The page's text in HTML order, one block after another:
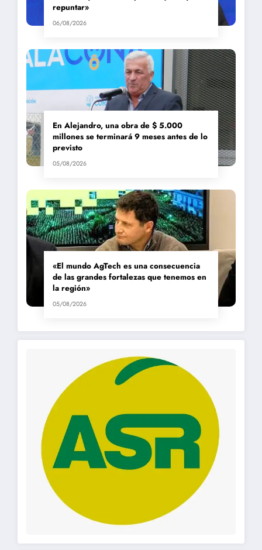
repuntar»
06/08/2026
En Alejandro, una obra de $ 5.000
millones se terminará 9 meses antes de lo
previsto
05/08/2026
«El mundo AgTech es una consecuencia
de las grandes fortalezas que tenemos en
la región»
05/08/2026